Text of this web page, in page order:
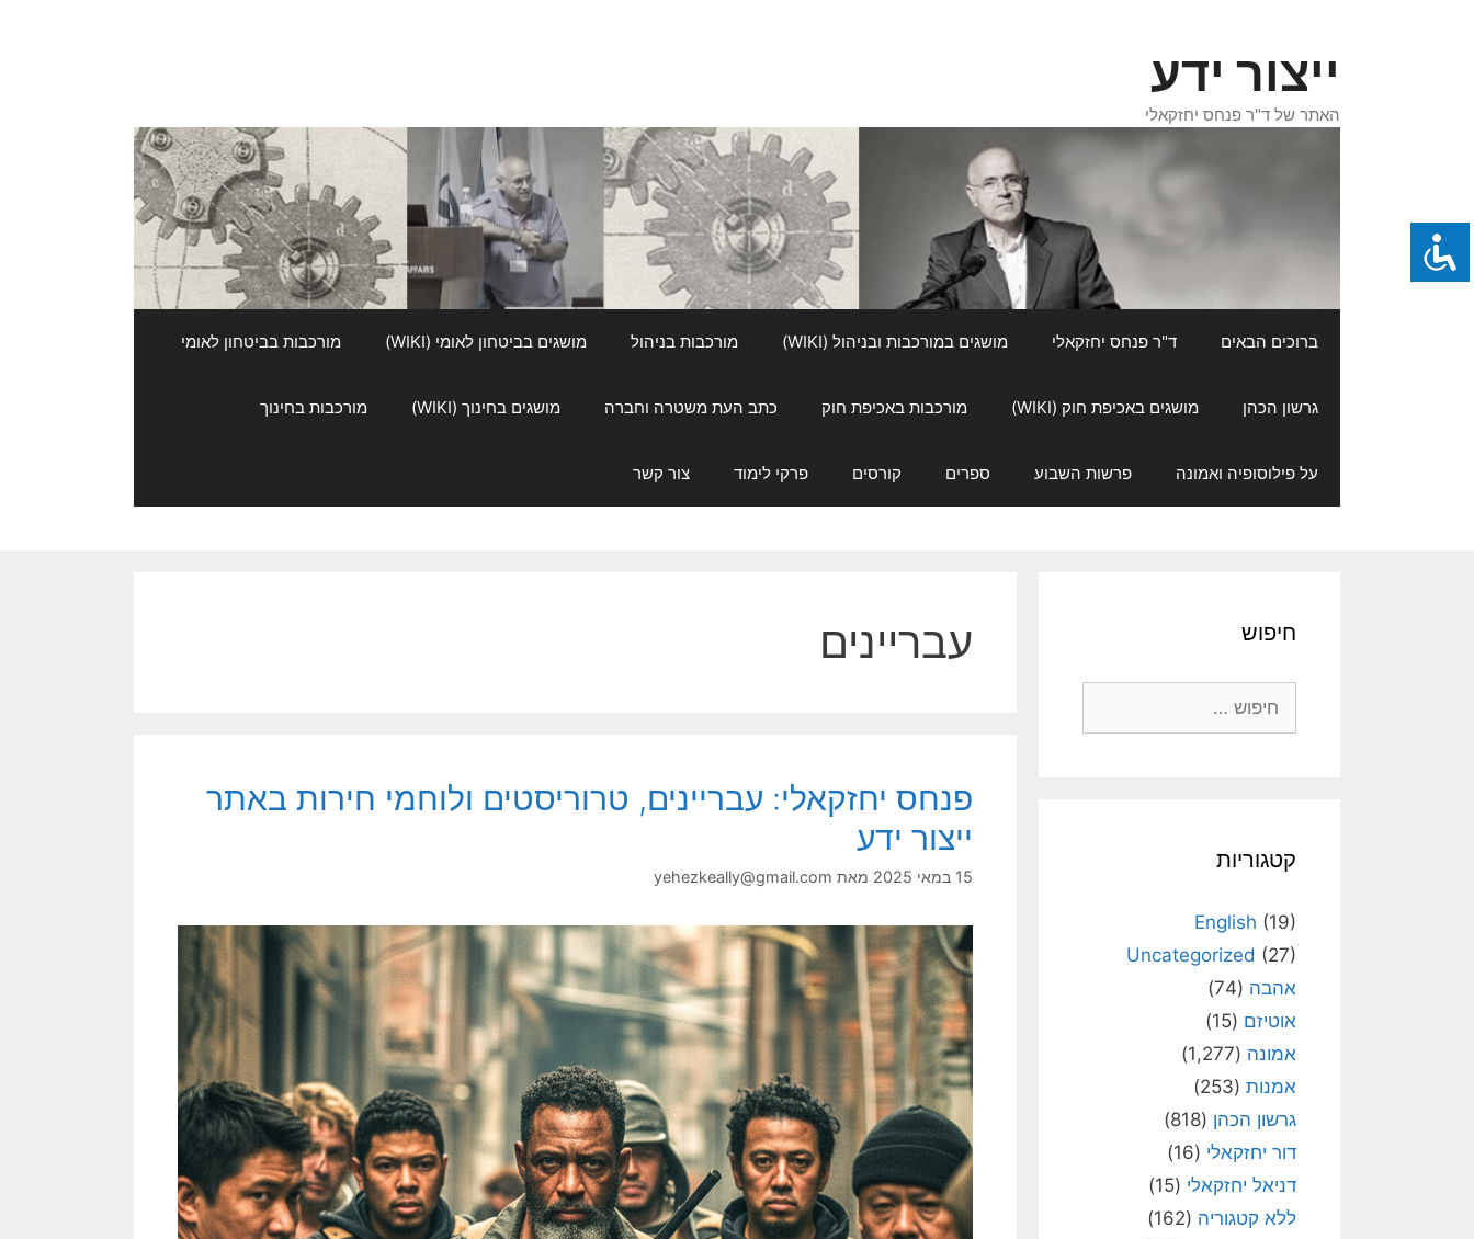
ייצור ידע
האתר של ד"ר פנחס יחזקאלי
ברוכים הבאים ד"ר פנחס יחזקאלי מושגים במורכבות ובניהול (WIKI) מורכבות בניהול מושגים בביטחון לאומי (WIKI) מורכבות בביטחון לאומי
גרשון הכהן מושגים באכיפת חוק (WIKI) מורכבות באכיפת חוק כתב העת משטרה וחברה מושגים בחינוך (WIKI) מורכבות בחינוך
על פילוסופיה ואמונה פרשות השבוע ספרים קורסים פרקי לימוד צור קשר
עבריינים
פנחס יחזקאלי: עבריינים, טרוריסטים ולוחמי חירות באתר
ייצור ידע
15 במאי 2025 מאת yehezkeally@gmail.com
חיפוש
קטגוריות
English (19)
Uncategorized (27)
אהבה (74)
אוטיזם (15)
אמונה (1,277)
אמנות (253)
גרשון הכהן (818)
דור יחזקאלי (16)
דניאל יחזקאלי (15)
ללא קטגוריה (162)